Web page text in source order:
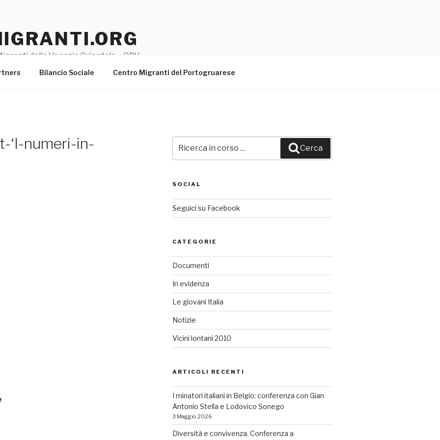
della Venezia Orientale – ODV
Bilancio Sociale Centro Migranti del Portogruarese
‘I-numeri-in-
Cerca
SOCIAL
Seguici su Facebook
CATEGORIE
Documenti
In evidenza
Le giovani Italia
Notizie
Vicini lontani 2010
ARTICOLI RECENTI
I minatori italiani in Belgio: conferenza con Gian
Antonio Stella e Lodovico Sonego
3 Maggio 2026
Diversità e convivenza. Conferenza a